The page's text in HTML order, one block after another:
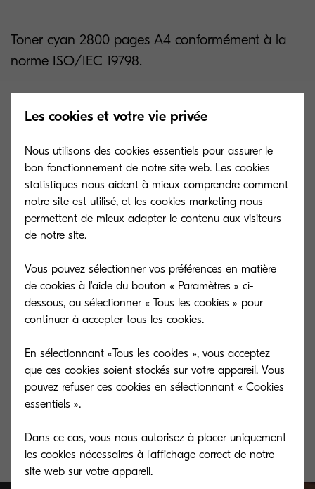
Toner cyan 2800 pages A4 conformément à la
norme ISO/IEC 19798.
Related products
TK-580M
Magenta toner yield 2,800 pages in
TK-580Y
Les cookies et votre vie privée
Nous utilisons des cookies essentiels pour assurer le
bon fonctionnement de notre site web. Les cookies
statistiques nous aident à mieux comprendre comment
notre site est utilisé, et les cookies marketing nous
permettent de mieux adapter le contenu aux visiteurs
de notre site.
Vous pouvez sélectionner vos préférences en matière
de cookies à l'aide du bouton « Paramètres » ci-
dessous, ou sélectionner « Tous les cookies » pour
continuer à accepter tous les cookies.
En sélectionnant «Tous les cookies », vous acceptez
que ces cookies soient stockés sur votre appareil. Vous
pouvez refuser ces cookies en sélectionnant « Cookies
essentiels ».
Dans ce cas, vous nous autorisez à placer uniquement
les cookies nécessaires à l'affichage correct de notre